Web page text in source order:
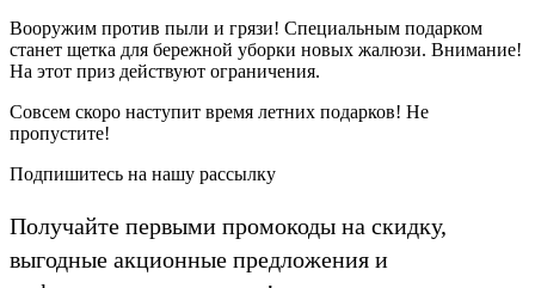
Вооружим против пыли и грязи! Специальным подарком
станет щетка для бережной уборки новых жалюзи. Внимание!
На этот приз действуют ограничения.
Совсем скоро наступит время летних подарков! Не
пропустите!
Подпишитесь на нашу рассылку
Получайте первыми промокоды на скидку,
выгодные акционные предложения и